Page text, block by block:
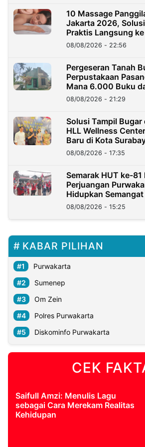
10 Massage
Jakarta 2026,
Praktis Langsung ke
08/08/2026 - 22:56
Pergeseran Tanah
Perpustakaan
Mana 6.000 Buku
Kini?
08/08/2026 - 21:29
Solusi Tampil
HLL Wellness
Baru di Kota
08/08/2026 - 17:35
Semarak HUT ke-81
Perjuangan
Hidupkan
08/08/2026 - 15:25
KABAR PILIHAN
Purwakarta
Sumenep
Om Zein
Polres Purwakarta
Diskominfo Purwakarta
CEK
Saifull Amzi: Menulis Lagu
sebagai Cara Merekam Realitas
Kehidupan